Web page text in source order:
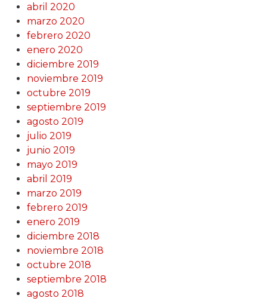
abril 2020
marzo 2020
febrero 2020
enero 2020
diciembre 2019
noviembre 2019
octubre 2019
septiembre 2019
agosto 2019
julio 2019
junio 2019
mayo 2019
abril 2019
marzo 2019
febrero 2019
enero 2019
diciembre 2018
noviembre 2018
octubre 2018
septiembre 2018
agosto 2018